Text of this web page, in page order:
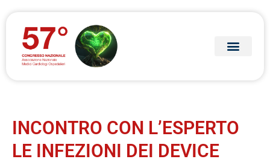
INCONTRO CON L’ESPERTO
LE INFEZIONI DEI DEVICE